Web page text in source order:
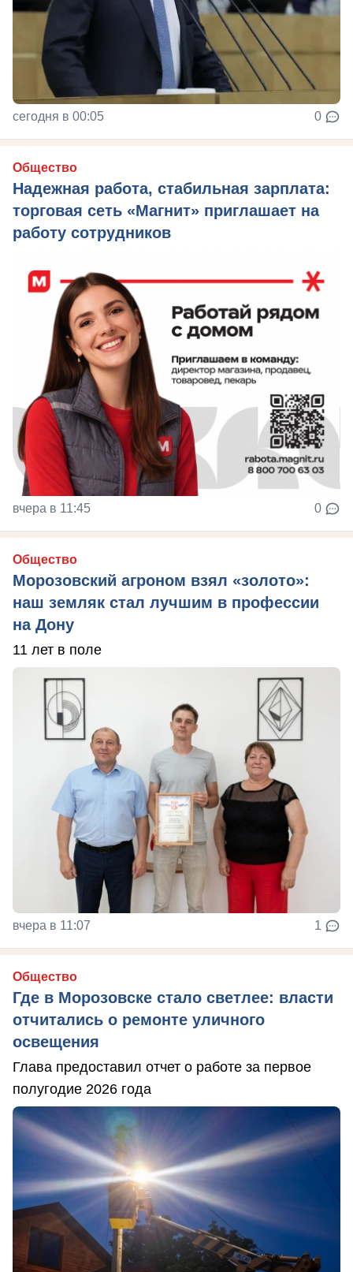
сегодня в 00:05 0
Общество
Надежная работа, стабильная зарплата:
торговая сеть «Магнит» приглашает на
работу сотрудников
вчера в 11:45 0
Общество
Морозовский агроном взял «золото»:
наш земляк стал лучшим в профессии
на Дону
11 лет в поле
вчера в 11:07 1
Общество
Где в Морозовске стало светлее: власти
отчитались о ремонте уличного
освещения
Глава предоставил отчет о работе за первое
полугодие 2026 года